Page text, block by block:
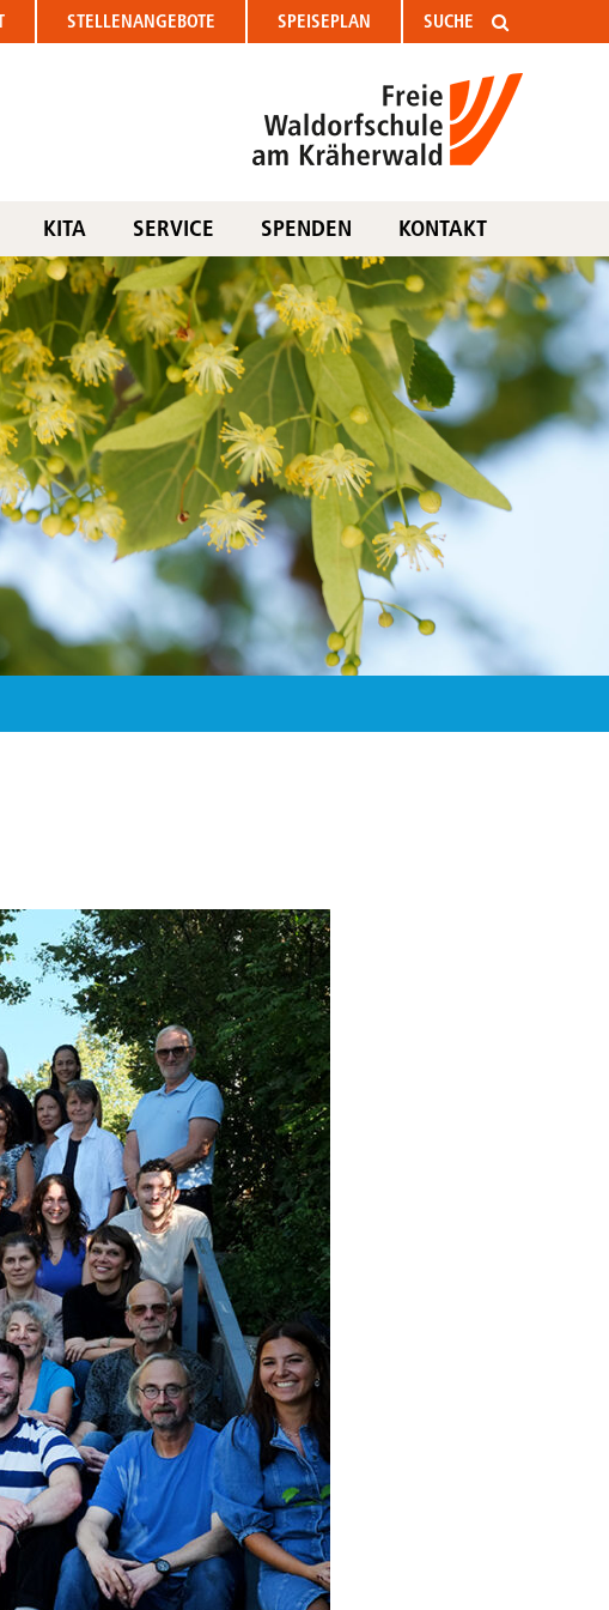
STELLENANGEBOTE SPEISEPLAN
KITA SERVICE SPENDEN KONTAKT